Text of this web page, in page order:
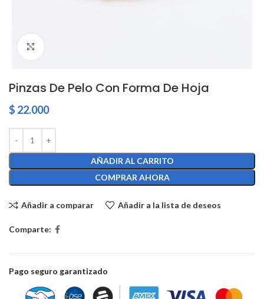
Pinzas De Pelo Con Forma De Hoja
$ 22.000
AÑADIR AL CARRITO
COMPRAR AHORA
Añadir a comparar Añadir a la lista de deseos
Comparte:
Pago seguro garantizado